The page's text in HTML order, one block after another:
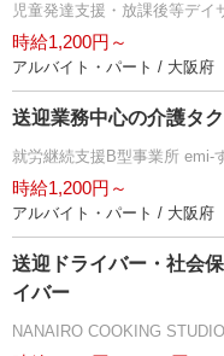
児童発達支援・放課後等デイ
時給1,200円～
アルバイト・パート / 大阪府
送迎業務中心の介護タ
就労継続支援B型事業所 emi-
時給1,200円～
アルバイト・パート / 大阪府
送迎ドライバー・社会
イバー
NANAIRO COOKING